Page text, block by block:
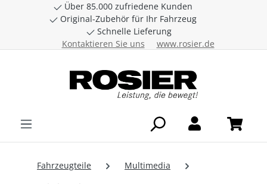
Zum Hauptinhalt springen
Über 85.000 zufriedene Kunden
Original-Zubehör für Ihr Fahrzeug
Schnelle Lieferung
Kontaktieren Sie uns
www.rosier.de
Fahrzeugteile
Multimedia